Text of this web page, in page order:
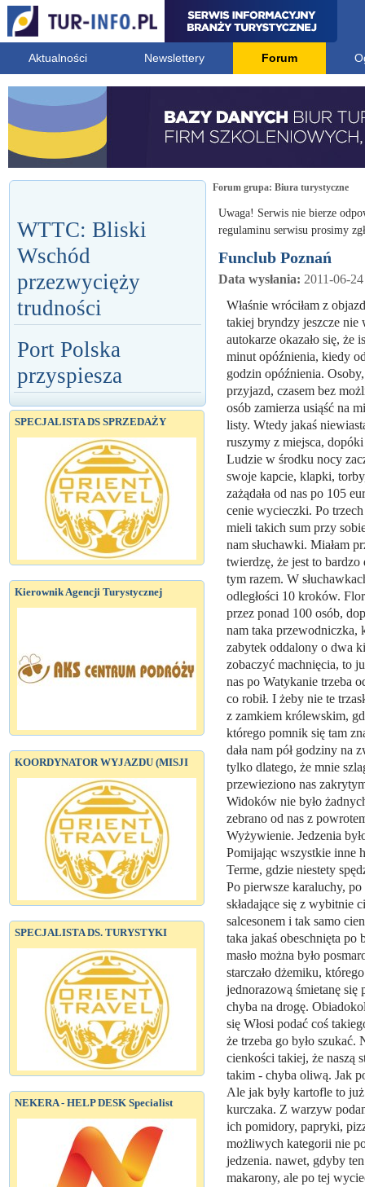
Aktualności Newslettery Forum
WTTC: Bliski
Wschód
przezwycięży
trudności
Port Polska
przyspiesza
SPECJALISTA DS SPRZEDAŻY
Kierownik Agencji Turystycznej
KOORDYNATOR WYJAZDU (MISJI
SPECJALISTA DS. TURYSTYKI
NEKERA - HELP DESK Specialist
Forum grupa: Biura turystyczne
Uwaga! Serwis nie bierze
regulaminu serwisu prosimy
Funclub Poznań
Data wysłania: 2011-06-
Właśnie wróciłam z
takiej bryndzy jeszcze nie
autokarze okazało się,
minut opóźnienia, kiedy
godzin opóźnienia.
przyjazd, czasem bez
osób zamierza usiąść na
listy. Wtedy jakaś
ruszymy z miejsca,
Ludzie w środku nocy
swoje kapcie, klapki,
zażądała od nas po 105
cenie wycieczki. Po
mieli takich sum przy
nam słuchawki. Miałam
twierdzę, że jest to bardzo
tym razem. W
odległości 10 kroków.
przez ponad 100 osób,
nam taka przewodniczka,
zabytek oddalony o dwa
zobaczyć machnięcia, to
nas po Watykanie trzeba
co robił. I żeby nie te
z zamkiem królewskim,
którego pomnik się tam
dała nam pół godziny na
tylko dlatego, że mnie
przewieziono nas
Widoków nie było
zebrano od nas z
Wyżywienie. Jedzenia
Pomijając wszystkie inne
Terme, gdzie niestety
Po pierwsze karaluchy,
składające się z wybitnie
salcesonem i tak samo
taka jakaś obeschnięta po
masło można było
starczało dżemiku,
jednorazową śmietanę
chyba na drogę.
się Włosi podać coś
że trzeba go było szukać.
cienkości takiej, że naszą
takim - chyba oliwą. Jak
Ale jak były kartofle to
kurczaka. Z warzyw
ich pomidory, papryki,
możliwych kategorii nie
jedzenia. nawet, gdyby
makarony, ale po tej